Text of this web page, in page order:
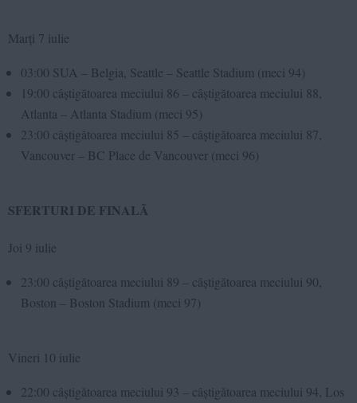
Marți 7 iulie
03:00 SUA – Belgia, Seattle – Seattle Stadium (meci 94)
19:00 câștigătoarea meciului 86 – câștigătoarea meciului 88,
Atlanta – Atlanta Stadium (meci 95)
23:00 câștigătoarea meciului 85 – câștigătoarea meciului 87,
Vancouver – BC Place de Vancouver (meci 96)
SFERTURI DE FINALÃ
Joi 9 iulie
23:00 câștigătoarea meciului 89 – câștigătoarea meciului 90,
Boston – Boston Stadium (meci 97)
Vineri 10 iulie
22:00 câștigătoarea meciului 93 – câștigătoarea meciului 94, Los